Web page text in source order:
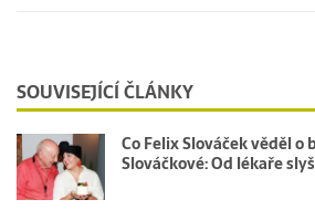
SOUVISEJÍCÍ ČLÁNKY
Co Felix Slováček věděl
Slováčkové: Od lékaře